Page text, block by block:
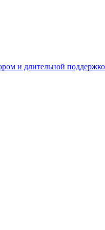
и длительной